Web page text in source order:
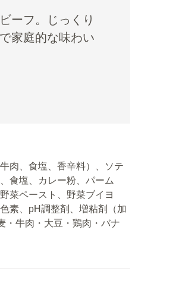
ーフ。じっくり
家庭的な味わい
肉、食塩、香辛料）、ソテ
食塩、カレー粉、パーム
菜ペースト、野菜ブイヨ
素、pH調整剤、増粘剤（加
・牛肉・大豆・鶏肉・バナ